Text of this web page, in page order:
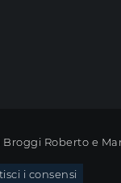
Roberto e
i consensi